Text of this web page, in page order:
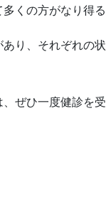
くの方がなり得る
り、それぞれの
ぜひ一度健診を